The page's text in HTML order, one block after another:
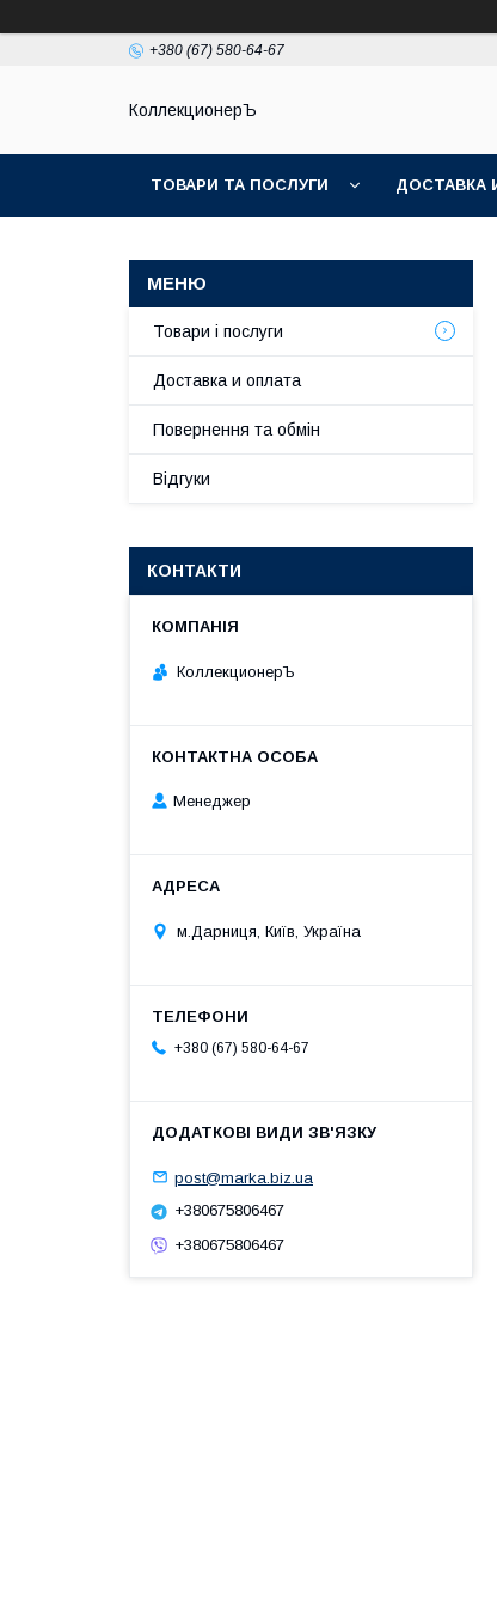
+380 (67) 580-64-67
КоллекционерЪ
ТОВАРИ ТА ПОСЛУГИ ДОСТАВКА
Товари і послуги
Доставка и оплата
Повернення та обмін
Відгуки
КОНТАКТИ
КоллекционерЪ
Менеджер
м.Дарниця, Київ, Україна
+380 (67) 580-64-67
post@marka.biz.ua
+380675806467
+380675806467